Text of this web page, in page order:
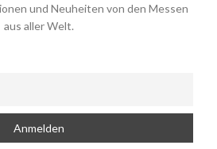
und Neuheiten von den Messen
aus aller Welt.